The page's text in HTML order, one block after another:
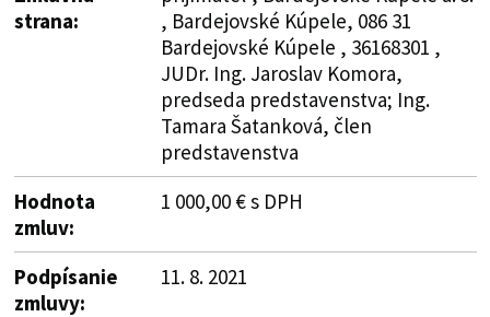
strana:
, Bardejovské Kúpele, 086 31
Bardejovské Kúpele , 36168301 ,
JUDr. Ing. Jaroslav Komora,
predseda predstavenstva; Ing.
Tamara Šatanková, člen
predstavenstva
Hodnota
zmluv:
1 000,00 € s DPH
Podpísanie
zmluvy:
11. 8. 2021